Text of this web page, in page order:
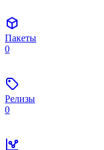
Пакеты
0
Релизы
0